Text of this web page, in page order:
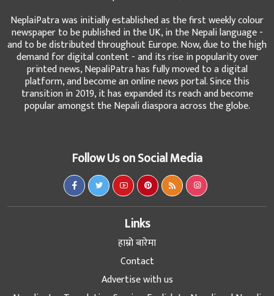
NeplaiPatra was initially established as the first weekly colour
newspaper to be published in the UK, in the Nepali language -
and to be distributed throughout Europe. Now, due to the high
demand for digital content - and its rise in popularity over
printed news, NepaliPatra has fully moved to a digital
platform, and become an online news portal. Since this
transition in 2019, it has expanded its reach and become
popular amongst the Nepali diaspora across the globe.
Follow Us on Social Media
Links
हाम्रो बारेमा
Contact
Advertise with us